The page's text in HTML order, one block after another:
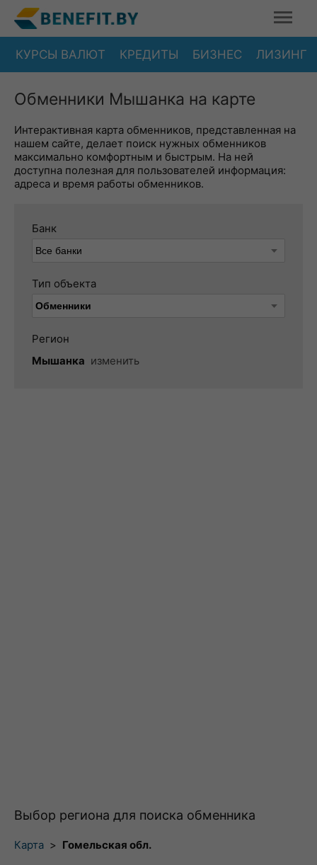
КУРСЫ ВАЛЮТ КРЕДИТЫ БИЗНЕС ЛИЗИНГ
Обменники Мышанка на карте
Интерактивная карта обменников, представленная на
нашем сайте, делает поиск нужных обменников
максимально комфортным и быстрым. На ней
доступна полезная для пользователей информация:
адреса и время работы обменников.
Банк
Тип объекта
Регион
Мышанка изменить
Выбор региона для поиска обменника
Карта > Гомельская обл.